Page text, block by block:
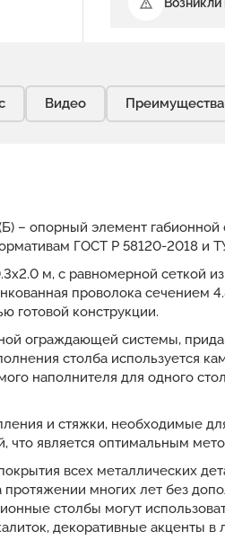
Видео Преимущества
– опорный элемент габионной
ГОСТ Р 58120-2018 и
м, с равномерной сеткой
проволока
готовой конструкции.
ограждающей системы,
столба используется
наполнителя для одного
и стяжки, необходимые
является оптимальным
всех металлических
протяжении многих лет без
столбы могут
декоративные акценты